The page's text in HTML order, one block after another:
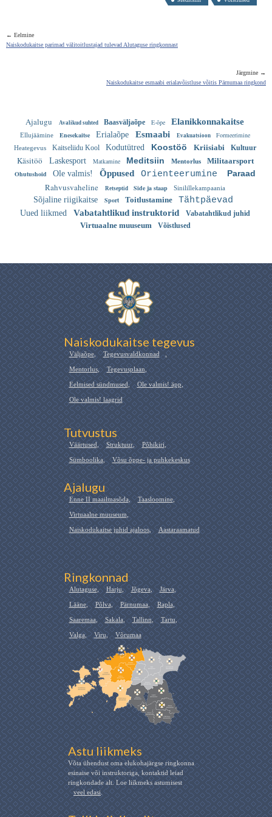
← Eelmine
Naiskodukaitse parimad välitoitlustajad tulevad Alutaguse ringkonnast
Järgmine →
Naiskodukaitse esmaabi erialavõistluse võitis Pärnumaa ringkond
Ajalugu Avalikud suhted Baasväljaõpe E-õpe Elanikkonnakaitse
Ellujäämine Enesekaitse Erialaõpe Esmaabi Evakuatsioon Formeerimine
Heategevus Kaitseliidu Kool Kodutütred Koostöö Kriisiabi Kultuur
Käsitöö Laskesport Matkamine Meditsiin Mentorlus Militaarsport
Ohutushoid Ole valmis! Õppused Orienteerumine Paraad
Rahvusvaheline Retseptid Side ja staap Sinilillekampaania
Sõjaline riigikaitse Sport Toitlustamine Tähtpäevad
Uued liikmed Vabatahtlikud instruktorid Vabatahtlikud juhid
Virtuaalne muuseum Võistlused
Naiskodukaitse tegevus
Väljaõpe, Tegevusvaldkonnad ,
Mentorlus, Tegevusplaan,
Eelmised sündmused, Ole valmis! äpp,
Ole valmis! laagrid
Tutvustus
Väärtused, Struktuur, Põhikiri,
Sümboolika, Võsu õppe- ja puhkekeskus
Ajalugu
Enne II maailmasõda, Taasloomine,
Virtuaalne muuseum,
Naiskodukaitse juhid ajaloos, Aastaraamatud
Ringkonnad
Alutaguse, Harju, Jõgeva, Järva,
Lääne, Põlva, Pärnumaa, Rapla,
Saaremaa, Sakala, Tallinn, Tartu,
Valga, Viru, Võrumaa
Astu liikmeks
Võta ühendust oma elukohajärgse ringkonna
esinaise või instruktoriga, kontaktid leiad
ringkondade alt. Loe liikmeks astumisest
veel edasi.